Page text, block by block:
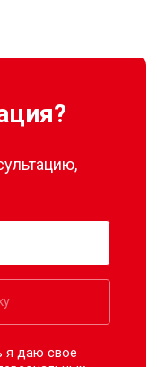
я даю свое